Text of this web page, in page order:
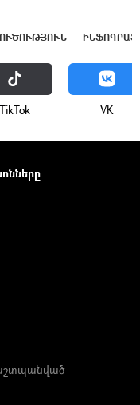
ТikТоk VK